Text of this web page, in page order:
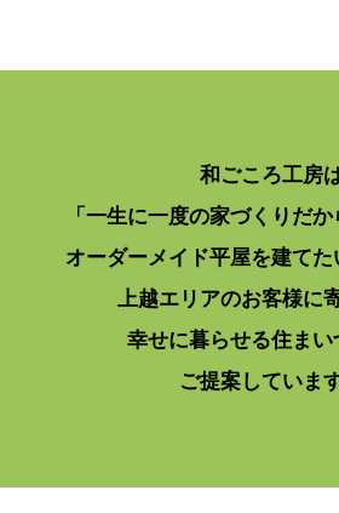
和ごころ工房
「一生に一度の家づくりだ
オーダーメイド平屋を建てた
上越エリアのお客様に
幸せに暮らせる住まい
ご提案しています